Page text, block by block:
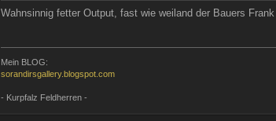
Wahnsinnig fetter Output, fast wie weiland der Bauers Frank
Mein BLOG:
sorandirsgallery.blogspot.com
- Kurpfalz Feldherren -